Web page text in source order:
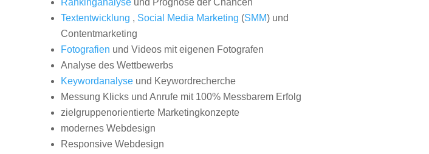
Rankinganalyseund Prognose der Chancen
Textentwicklung , Social Media Marketing (SMM) und
Contentmarketing
Fotografien und Videos mit eigenen Fotografen
Analyse des Wettbewerbs
Keywordanalyseund Keywordrecherche
Messung Klicks und Anrufe mit 100% Messbarem Erfolg
zielgruppenorientierte Marketingkonzepte
modernes Webdesign
Responsive Webdesign